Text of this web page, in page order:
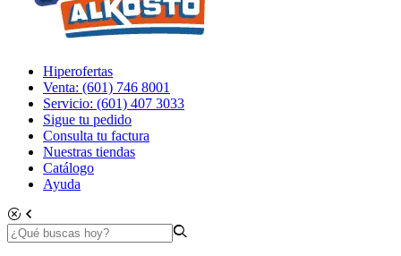
Hiperofertas
Venta: (601) 746 8001
Servicio: (601) 407 3033
Sigue tu pedido
Consulta tu factura
Nuestras tiendas
Catálogo
Ayuda